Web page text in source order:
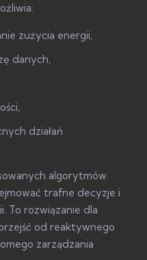
zużycia energii,
danych,
działań
algorytmów
trafne decyzje i
To rozwiązanie dla
od reaktywnego
zarządzania